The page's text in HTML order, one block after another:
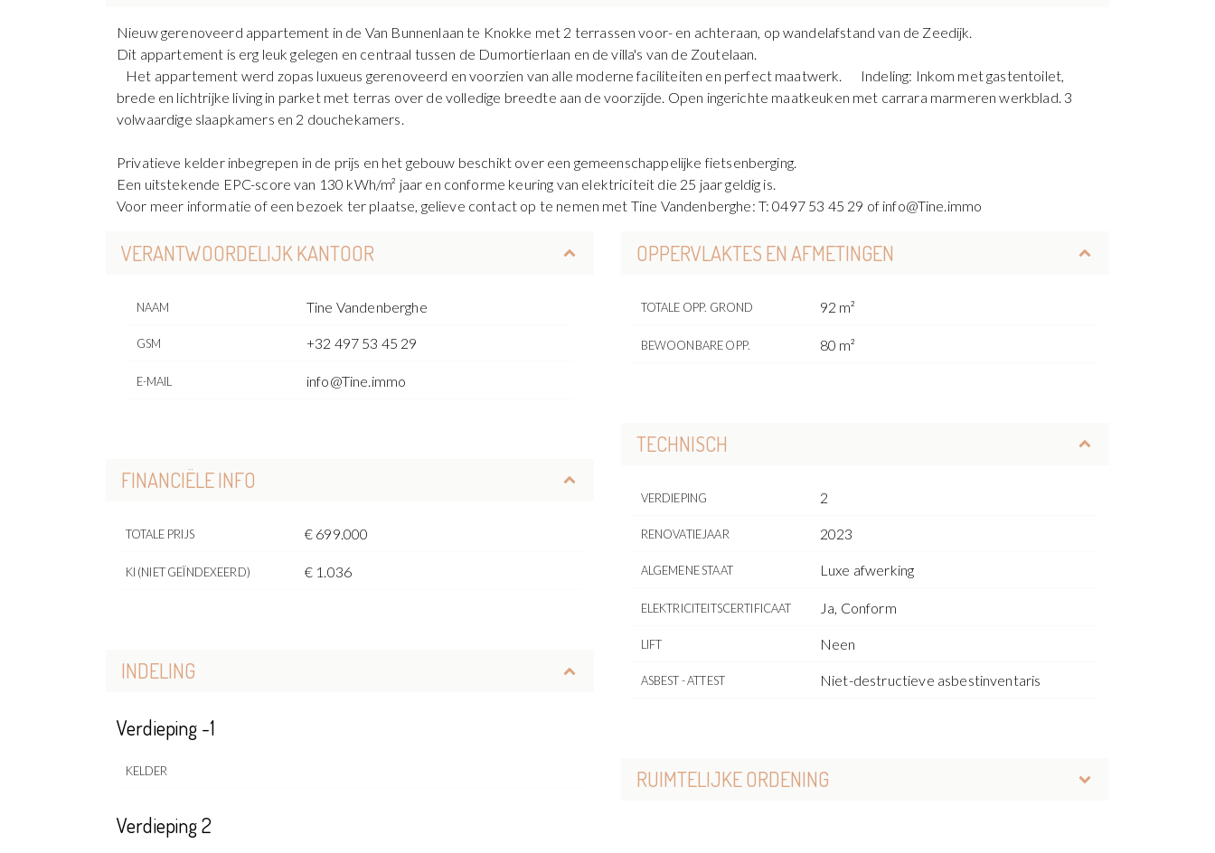
Nieuw gerenoveerd appartement in de Van Bunnenlaan te Knokke met 2 terrassen voor- en achteraan, op wandelafstand van de Zeedijk.
Dit appartement is erg leuk gelegen en centraal tussen de Dumortierlaan en de villa's van de Zoutelaan.
Het appartement werd zopas luxueus gerenoveerd en voorzien van alle moderne faciliteiten en perfect maatwerk. Indeling: Inkom met gastentoilet,
brede en lichtrijke living in parket met terras over de volledige breedte aan de voorzijde. Open ingerichte maatkeuken met carrara marmeren werkblad. 3
volwaardige slaapkamers en 2 douchekamers.
Privatieve kelder inbegrepen in de prijs en het gebouw beschikt over een gemeenschappelijke fietsenberging.
Een uitstekende EPC-score van 130 kWh/m² jaar en conforme keuring van elektriciteit die 25 jaar geldig is.
Voor meer informatie of een bezoek ter plaatse, gelieve contact op te nemen met Tine Vandenberghe: T: 0497 53 45 29 of info@Tine.immo
VERANTWOORDELIJK KANTOOR
NAAM Tine Vandenberghe
GSM +32 497 53 45 29
E-MAIL info@Tine.immo
FINANCIËLE INFO
TOTALE PRIJS € 699.000
KI (NIET GEÏNDEXEERD) € 1.036
INDELING
Verdieping -1
KELDER
Verdieping 2
OPPERVLAKTES EN AFMETINGEN
TOTALE OPP. GROND 92 m²
BEWOONBARE OPP. 80 m²
TECHNISCH
VERDIEPING 2
RENOVATIEJAAR 2023
ALGEMENE STAAT Luxe afwerking
ELEKTRICITEITSCERTIFICAAT Ja, Conform
LIFT Neen
ASBEST - ATTEST Niet-destructieve asbestinventaris
RUIMTELIJKE ORDENING